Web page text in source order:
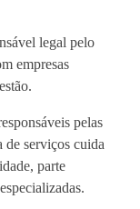
legal pelo
empresas
pelas
de serviços cuida
parte